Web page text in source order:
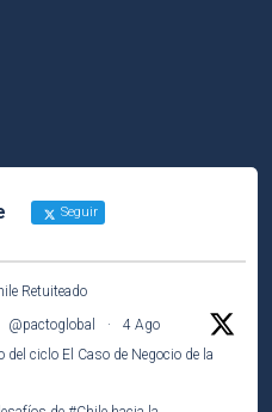
Seguir
Retuiteado
@pactoglobal ·
4 Ago
del ciclo El Caso de Negocio de la